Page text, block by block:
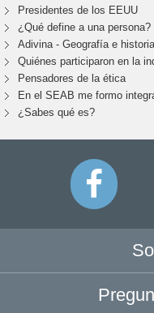
Presidentes de los EEUU
¿Qué define a una persona?
Adivina - Geografía e
Quiénes participaron en la
Pensadores de la ética
En el SEAB me formo
¿Sabes qué es?